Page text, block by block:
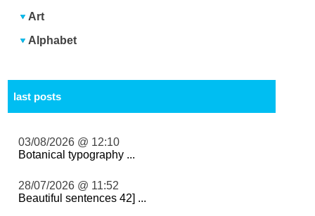
Art
Alphabet
last posts
03/08/2026 @ 12:10
Botanical typography ...
28/07/2026 @ 11:52
Beautiful sentences 42] ...